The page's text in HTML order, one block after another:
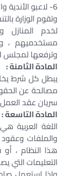
6- لاعبو الأندية والاتحادات الرياضية ومدربوها .
وتقوم الوزارة
لخدم
مستخدميهم ،
وترفعها لمجلس
المادة الثامنة :
يبطل كل شرط
مصالحة عن
سريان عقد العمل
المادة التاسعة :
اللغة العربية
والملفات
هذا النظام ،
التعليمات التي